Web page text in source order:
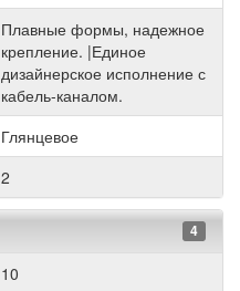
Плавные формы, надежное
крепление. |Единое
дизайнерское исполнение с
кабель-каналом.
Глянцевое
2
4
10